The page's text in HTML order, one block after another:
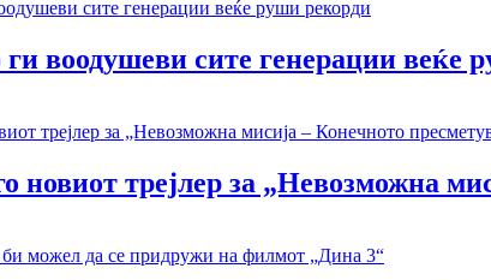
воодушеви сите генерации веќе
новиот трејлер за „Невозможна